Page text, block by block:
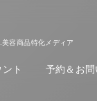
容商品特化メディア
ト 予約＆お